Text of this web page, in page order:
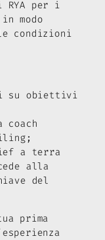
RYA per i
modo
condizioni
su obiettivi
coach
a terra
alla
del
prima